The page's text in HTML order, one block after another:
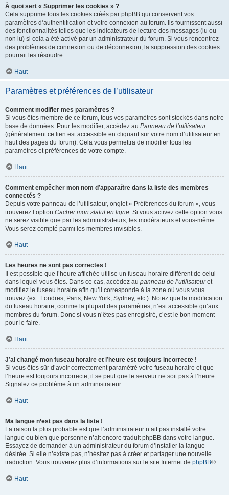
À quoi sert « Supprimer les cookies » ?
Cela supprime tous les cookies créés par phpBB qui conservent vos
paramètres d’authentification et votre connexion au forum. Ils fournissent aussi
des fonctionnalités telles que les indicateurs de lecture des messages (lu ou
non lu) si cela a été activé par un administrateur du forum. Si vous rencontrez
des problèmes de connexion ou de déconnexion, la suppression des cookies
pourrait les résoudre.
Haut
Paramètres et préférences de l’utilisateur
Comment modifier mes paramètres ?
Si vous êtes membre de ce forum, tous vos paramètres sont stockés dans notre
base de données. Pour les modifier, accédez au Panneau de l’utilisateur
(généralement ce lien est accessible en cliquant sur votre nom d’utilisateur en
haut des pages du forum). Cela vous permettra de modifier tous les
paramètres et préférences de votre compte.
Haut
Comment empêcher mon nom d’apparaître dans la liste des membres
connectés ?
Depuis votre panneau de l’utilisateur, onglet « Préférences du forum », vous
trouverez l’option Cacher mon statut en ligne. Si vous activez cette option vous
ne serez visible que par les administrateurs, les modérateurs et vous-même.
Vous serez compté parmi les membres invisibles.
Haut
Les heures ne sont pas correctes !
Il est possible que l’heure affichée utilise un fuseau horaire différent de celui
dans lequel vous êtes. Dans ce cas, accédez au panneau de l’utilisateuret
modifiez le fuseau horaire afin qu’il corresponde à la zone où vous vous
trouvez (ex : Londres, Paris, New York, Sydney, etc.). Notez que la modification
du fuseau horaire, comme la plupart des paramètres, n’est accessible qu’aux
membres du forum. Donc si vous n’êtes pas enregistré, c’est le bon moment
pour le faire.
Haut
J’ai changé mon fuseau horaire et l’heure est toujours incorrecte !
Si vous êtes sûr d’avoir correctement paramétré votre fuseau horaire et que
l’heure est toujours incorrecte, il se peut que le serveur ne soit pas à l’heure.
Signalez ce problème à un administrateur.
Haut
Ma langue n’est pas dans la liste !
La raison la plus probable est que l’administrateur n’ait pas installé votre
langue ou bien que personne n’ait encore traduit phpBB dans votre langue.
Essayez de demander à un administrateur du forum d’installer la langue
désirée. Si elle n’existe pas, n’hésitez pas à créer et partager une nouvelle
traduction. Vous trouverez plus d’informations sur le site Internet de phpBB®.
Haut